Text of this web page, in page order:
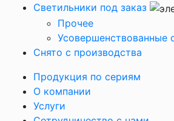
Светильники под заказ
Прочее
Усовершенствованные
Снято с производства
Продукция по сериям
О компании
Услуги